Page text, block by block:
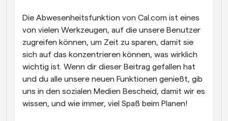
Die Abwesenheitsfunktion von Cal.com ist eines
von vielen Werkzeugen, auf die unsere Benutzer
zugreifen können, um Zeit zu sparen, damit sie
sich auf das konzentrieren können, was wirklich
wichtig ist. Wenn dir dieser Beitrag gefallen hat
und du alle unsere neuen Funktionen genießt, gib
uns in den sozialen Medien Bescheid, damit wir es
wissen, und wie immer, viel Spaß beim Planen!